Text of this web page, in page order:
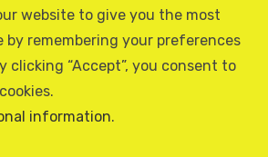
website to give you the most
by remembering your preferences
clicking “Accept”, you consent to
information.